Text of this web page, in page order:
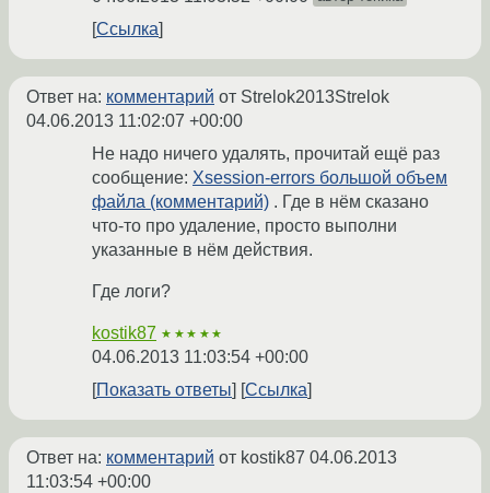
Ссылка
Ответ на: комментарий от Strelok2013Strelok
04.06.2013 11:02:07 +00:00
Не надо ничего удалять, прочитай ещё раз
сообщение: Xsession-errors большой объем
файла (комментарий) . Где в нём сказано
что-то про удаление, просто выполни
указанные в нём действия.
Где логи?
kostik87 ★★★★★
04.06.2013 11:03:54 +00:00
Показать ответы
Ссылка
Ответ на: комментарий от kostik87 04.06.2013
11:03:54 +00:00